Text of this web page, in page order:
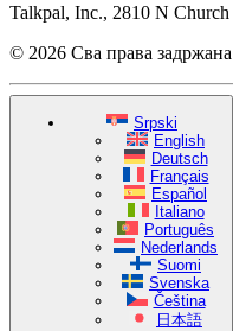
Talkpal, Inc., 2810 N
© 2026 Сва права
Srpski
English
Deutsch
Français
Español
Italiano
Português
Nederlands
Suomi
Svenska
Čeština
日本語